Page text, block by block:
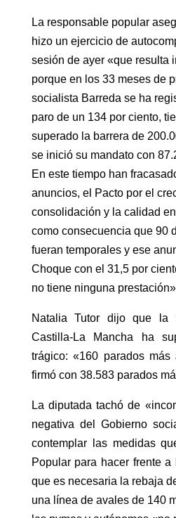
La responsable popular
hizo un ejercicio de
sesión de ayer «que resulta
porque en los 33 meses de
socialista Barreda se ha
paro de un 134 por ciento,
superado la barrera de
se inició su mandato con
En este tiempo han
anuncios, el Pacto por el
consolidación y la calidad
como consecuencia que 90
fueran temporales y ese
Choque con el 31,5 por
no tiene ninguna
Natalia Tutor dijo que la
Castilla-La Mancha ha
trágico: «160 parados
firmó con 38.583 parados
La diputada tachó de
negativa del Gobierno
contemplar las medidas
Popular para hacer frente
que es necesaria la rebaja
una línea de avales de 140